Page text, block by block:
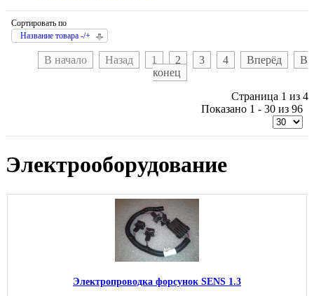
Сортировать по
Название товара -/+
В начало Назад 1 2 3 4 Вперёд
В
конец
Страница 1 из 4
Показано 1 - 30 из 96
Электрооборудование
Электропроводка форсунок SENS 1.3